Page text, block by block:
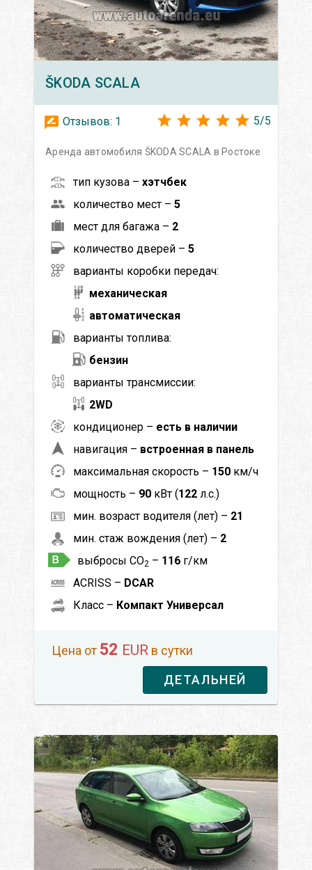
ŠKODA SCALA
Отзывов: 1 5/5
Аренда автомобиля ŠKODA SCALA в Ростоке
тип кузова – хэтчбек
количество мест – 5
мест для багажа – 2
количество дверей – 5
варианты коробки передач:
механическая
автоматическая
варианты топлива:
бензин
варианты трансмиссии:
2WD
кондиционер – есть в наличии
навигация – встроенная в панель
максимальная скорость – 150 км/ч
мощность – 90 кВт (122 л.с.)
мин. возраст водителя (лет) – 21
мин. стаж вождения (лет) – 2
выбросы CO2 – 116 г/км
ACRISS – DCAR
Класс – Компакт Универсал
Цена от 52 EUR в сутки
ДЕТАЛЬНЕЙ